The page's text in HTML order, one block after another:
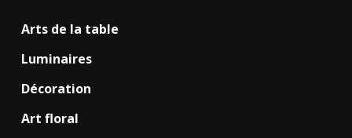
Arts de la table
Luminaires
Décoration
Art floral